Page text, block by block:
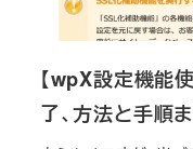
【wpX設定機能
了、方法と手順